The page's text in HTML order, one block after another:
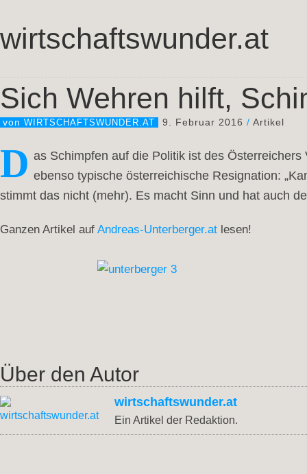
wirtschaftswunder.at
Sich Wehren hilft,
von WIRTSCHAFTSWUNDER.AT 9. Februar 2016 / Artikel
D as Schimpfen auf die Politik ist des
ebenso typische österreichische Resignation:
stimmt das nicht (mehr). Es macht Sinn und hat auch
Ganzen Artikel auf Andreas-Unterberger.at lesen!
Über den Autor
wirtschaftswunder.at
Ein Artikel der Redaktion.